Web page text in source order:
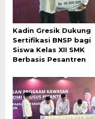
Kadin Gresik Dukung
Sertifikasi BNSP bagi
Siswa Kelas XII SMK
Berbasis Pesantren